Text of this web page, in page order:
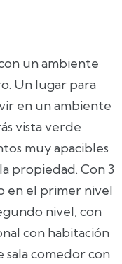
un ambiente
Un lugar para
en un ambiente
vista verde
muy apacibles
propiedad. Con 3
en el primer nivel
nivel, con
con habitación
sala comedor con